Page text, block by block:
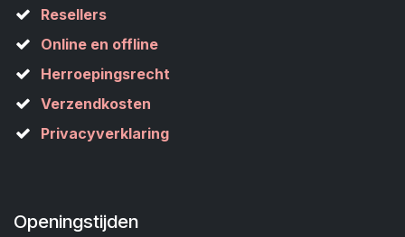
Resellers
Online en offline
Herroepingsrecht
Verzendkosten
Privacyverklaring
Openingstijden